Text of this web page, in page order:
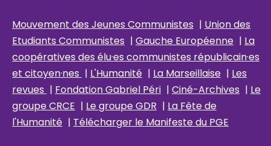
Mouvement des Jeunes Communistes | Union des
Etudiants Communistes | Gauche Européenne | La
coopératives des élu·es communistes républicain·es
et citoyen·nes | L'Humanité | La Marseillaise | Les
revues | Fondation Gabriel Péri | Ciné-Archives | Le
groupe CRCE | Le groupe GDR | La Fête de
l'Humanité | Télécharger le Manifeste du PGE